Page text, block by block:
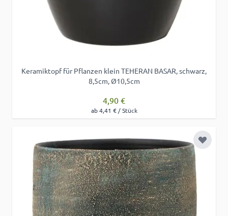
Keramiktopf für Pflanzen klein TEHERAN BASAR, schwarz,
8,5cm, Ø10,5cm
4,90 €
ab 4,41 € / Stück
Zur